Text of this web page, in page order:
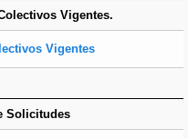
Vigentes.
Vigentes
Solicitudes